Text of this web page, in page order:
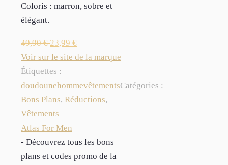
Coloris : marron, sobre et
élégant.
49,90€ 23,99 €
Voir sur le site de la marque
Étiquettes :
doudounehommevêtementsCatégories :
Bons Plans, Réductions,
Vêtements
Atlas For Men
- Découvrez tous les bons
plans et codes promo de la